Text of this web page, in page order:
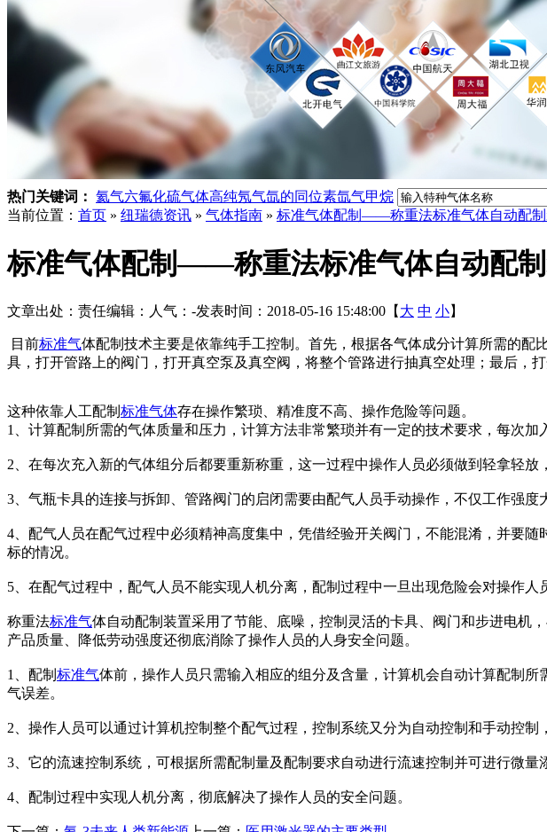
热门关键词： 氦气六氟化硫气体高纯氖气氙的同位素氙气甲烷
当前位置： 首页 » 纽瑞德资讯 » 气体指南 » 标准气体配制——称重法标准气体自动配
标准气体配制——称重法标准气体自动配
文章出处： 责任编辑： 人气： -发表时间：2018-05-16 15:48:00【 大 中 小】
目前标准气体配制技术主要是依靠纯手工控制。首先，根据各气体成分计算所需的配
具，打开管路上的阀门，打开真空泵及真空阀，将整个管路进行抽真空处理；最后，
这种依靠人工配制 标准气体存在操作繁琐、精准度不高、操作危险等问题。
1、计算配制所需的气体质量和压力，计算方法非常繁琐并有一定的技术要求，每次加
2、在每次充入新的气体组分后都要重新称重，这一过程中操作人员必须做到轻拿轻放
3、气瓶卡具的连接与拆卸、管路阀门的启闭需要由配气人员手动操作，不仅工作强度
4、配气人员在配气过程中必须精神高度集中，凭借经验开关阀门，不能混淆，并要
标的情况。
5、在配气过程中，配气人员不能实现人机分离，配制过程中一旦出现危险会对操作人
称重法标准气体自动配制装置采用了节能、底噪，控制灵活的卡具、阀门和步进电机
产品质量、降低劳动强度还彻底消除了操作人员的人身安全问题。
1、配制 标准气体前，操作人员只需输入相应的组分及含量，计算机会自动计算配制
气误差。
2、操作人员可以通过计算机控制整个配气过程，控制系统又分为自动控制和手动控制
3、它的流速控制系统，可根据所需配制量及配制要求自动进行流速控制并可进行微量
4、配制过程中实现人机分离，彻底解决了操作人员的安全问题。